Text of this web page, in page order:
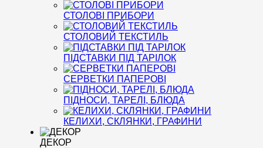
СТОЛОВІ ПРИБОРИ
СТОЛОВИЙ ТЕКСТИЛЬ
ПІДСТАВКИ ПІД ТАРІЛОК
СЕРВЕТКИ ПАПЕРОВІ
ПІДНОСИ, ТАРЕЛІ, БЛЮДА
КЕЛИХИ, СКЛЯНКИ, ГРАФИНИ
ДЕКОР